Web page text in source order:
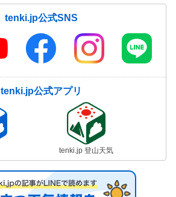
tenki.jp公式SNS
tenki.jp公式アプリ
tenki.jp 登山天気